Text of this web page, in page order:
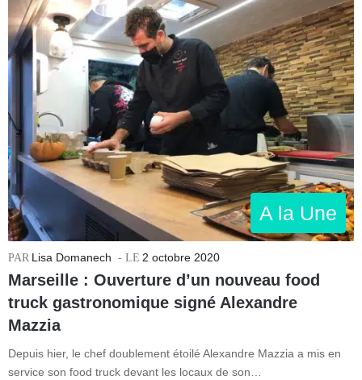
A la Une
Lisa Domanech 2 octobre 2020
Marseille : Ouverture d’un nouveau food
truck gastronomique signé Alexandre
Mazzia
Depuis hier, le chef doublement étoilé Alexandre Mazzia a mis en
service son food truck devant les locaux de son…